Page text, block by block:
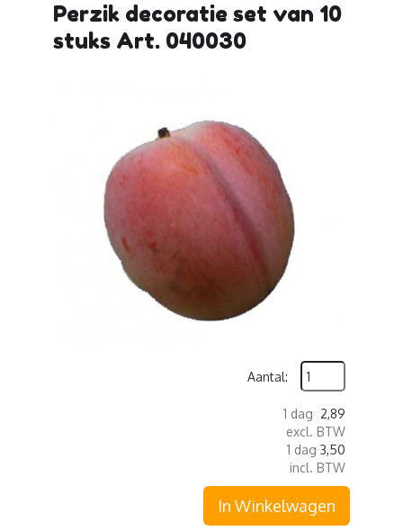
Perzik decoratie set van 10
stuks Art. 040030
Aantal:
1 dag 2,89
excl. BTW
1 dag 3,50
incl. BTW
In Winkelwagen